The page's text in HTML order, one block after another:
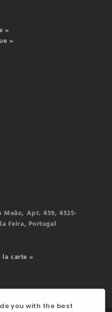
»
»
Apt. 459, 4525-
Feira, Portugal
carte »
you with the best